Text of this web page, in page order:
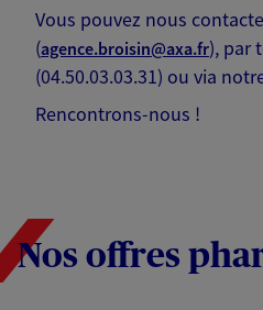
Vous pouvez nous
(agence.broisin@axa.fr), par
(04.50.03.03.31) ou via
Rencontrons-nous !
Nos offres